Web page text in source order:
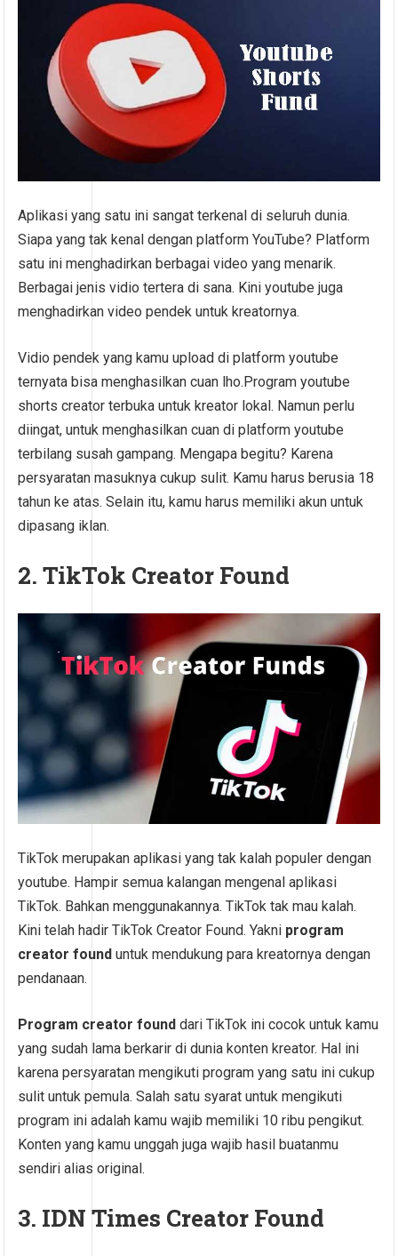
Aplikasi yang satu ini sangat terkenal di seluruh dunia.
Siapa yang tak kenal dengan platform YouTube? Platform
satu ini menghadirkan berbagai video yang menarik.
Berbagai jenis vidio tertera di sana. Kini youtube juga
menghadirkan video pendek untuk kreatornya.
Vidio pendek yang kamu upload di platform youtube
ternyata bisa menghasilkan cuan lho.Program youtube
shorts creator terbuka untuk kreator lokal. Namun perlu
diingat, untuk menghasilkan cuan di platform youtube
terbilang susah gampang. Mengapa begitu? Karena
persyaratan masuknya cukup sulit. Kamu harus berusia 18
tahun ke atas. Selain itu, kamu harus memiliki akun untuk
dipasang iklan.
2. TikTok Creator Found
TikTok merupakan aplikasi yang tak kalah populer dengan
youtube. Hampir semua kalangan mengenal aplikasi
TikTok. Bahkan menggunakannya. TikTok tak mau kalah.
Kini telah hadir TikTok Creator Found. Yakni program
creator found untuk mendukung para kreatornya dengan
pendanaan.
Program creator founddari TikTok ini cocok untuk kamu
yang sudah lama berkarir di dunia konten kreator. Hal ini
karena persyaratan mengikuti program yang satu ini cukup
sulit untuk pemula. Salah satu syarat untuk mengikuti
program ini adalah kamu wajib memiliki 10 ribu pengikut.
Konten yang kamu unggah juga wajib hasil buatanmu
sendiri alias original.
3. IDN Times Creator Found